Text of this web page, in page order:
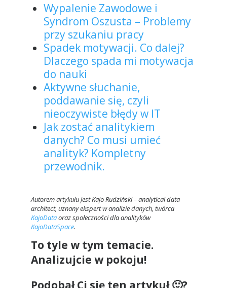
Wypalenie Zawodowe i
Syndrom Oszusta – Problemy
przy szukaniu pracy
Spadek motywacji. Co dalej?
Dlaczego spada mi motywacja
do nauki
Aktywne słuchanie,
poddawanie się, czyli
nieoczywiste błędy w IT
Jak zostać analitykiem
danych? Co musi umieć
analityk? Kompletny
przewodnik.
Autorem artykułu jest Kajo Rudziński – analytical data
architect, uznany ekspert w analizie danych, twórca
KajoDataoraz społeczności dla analityków
KajoDataSpace.
To tyle w tym temacie.
Analizujcie w pokoju!
Podobał Ci się ten artykuł 🙂?